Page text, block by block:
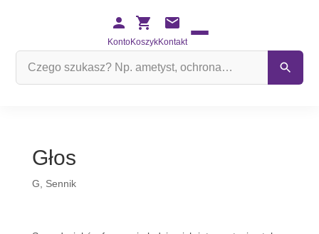
KontoKoszykKontakt
Głos
G Sennik